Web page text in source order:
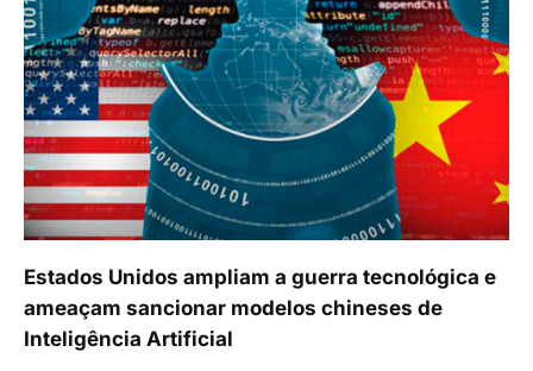
Estados Unidos ampliam a guerra tecnológica e
ameaçam sancionar modelos chineses de
Inteligência Artificial